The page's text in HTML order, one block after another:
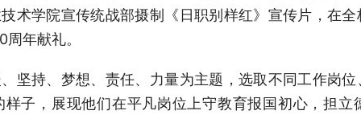
术学院宣传统战部摄制《日职别样红》宣传片，在
年献礼。
坚持、梦想、责任、力量为主题，选取不同工作岗
子，展现他们在平凡岗位上守教育报国初心，担立